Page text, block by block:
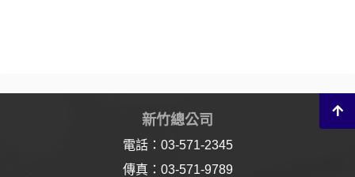
新竹總公司
電話：03-571-2345
傳真：03-571-9789